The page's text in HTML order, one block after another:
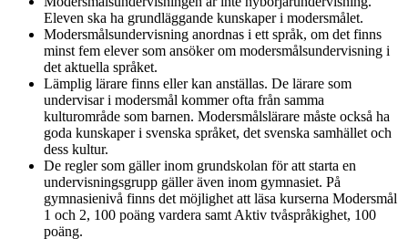
Eleven ska ha grundläggande kunskaper i modersmålet.
Modersmålsundervisning anordnas i ett språk, om det finns
minst fem elever som ansöker om modersmålsundervisning i
det aktuella språket.
Lämplig lärare finns eller kan anställas. De lärare som
undervisar i modersmål kommer ofta från samma
kulturområde som barnen. Modersmålslärare måste också ha
goda kunskaper i svenska språket, det svenska samhället och
dess kultur.
De regler som gäller inom grundskolan för att starta en
undervisningsgrupp gäller även inom gymnasiet. På
gymnasienivå finns det möjlighet att läsa kurserna Modersmål
1 och 2, 100 poäng vardera samt Aktiv tvåspråkighet, 100
poäng.